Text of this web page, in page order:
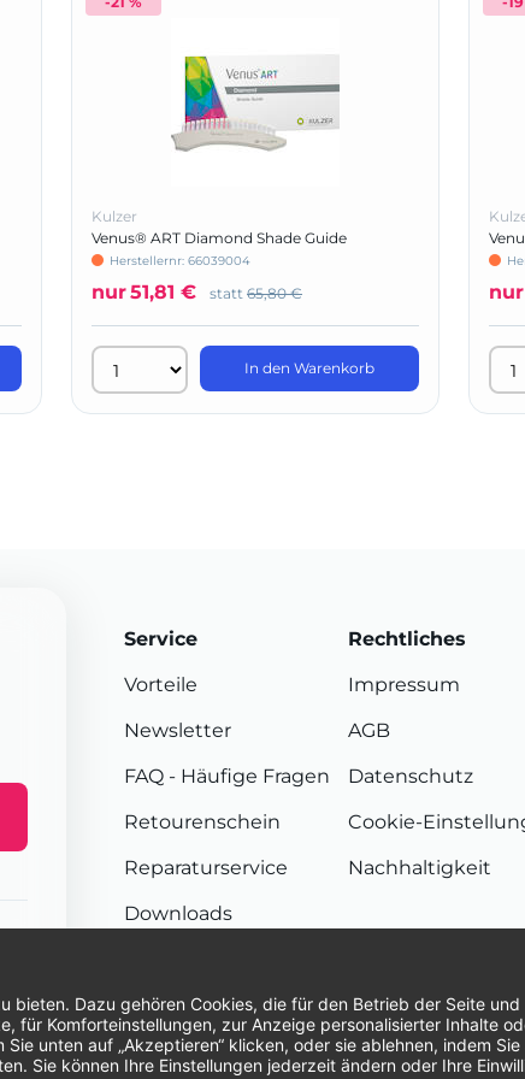
Kulzer
Venus® ART Diamond Shade Guide
Herstellernr: 66039004
nur51,81 € statt 65,80 €
In den Warenkorb
nur
Service
Vorteile
Newsletter
FAQ - Häufige Fragen
Retourenschein
Reparaturservice
Downloads
Rechtliches
Impressum
AGB
Datenschutz
Cookie-
Nachhaltigkeit